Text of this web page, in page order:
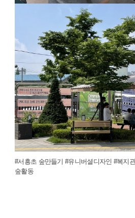
#서흥초 숲만들기 #유니버셜디자인 #복지
숲활동